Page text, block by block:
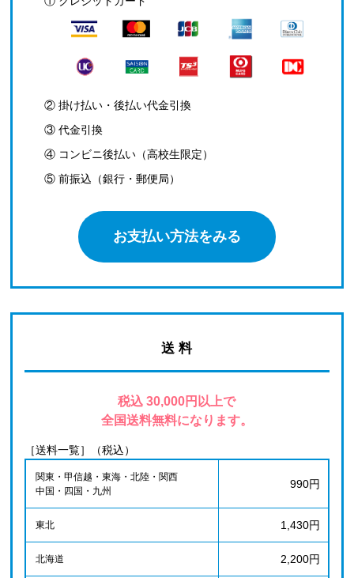
② 掛け払い・後払い代金引換
③ 代金引換
④ コンビニ後払い（高校生限定）
⑤ 前振込（銀行・郵便局）
お支払い方法をみる
送 料
税込 30,000円以上で
全国送料無料になります。
［送料一覧］（税込）
関東・甲信越・東海・北陸・関西
中国・四国・九州
990円
東北 1,430円
北海道 2,200円